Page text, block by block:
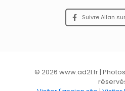
Suivre Allan
© 2026 www.ad2l.fr |